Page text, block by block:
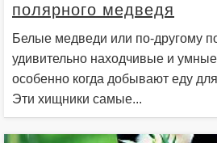
полярного медведя
Белые медведи или по-другому
удивительно находчивые и
особенно когда добывают еду
Эти хищники самые...